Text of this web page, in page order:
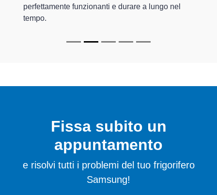
perfettamente funzionanti e durare a lungo nel
tempo.
Fissa subito un
appuntamento
e risolvi tutti i problemi del tuo frigorifero
Samsung!